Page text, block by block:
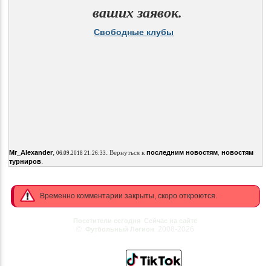
ваших заявок.
Свободные клубы
Mr_Alexander, 06.09.2018 21:26:33 . Вернуться к последним новостям, новостям
турниров.
Временно комментарии закрыты, скоро откроются.